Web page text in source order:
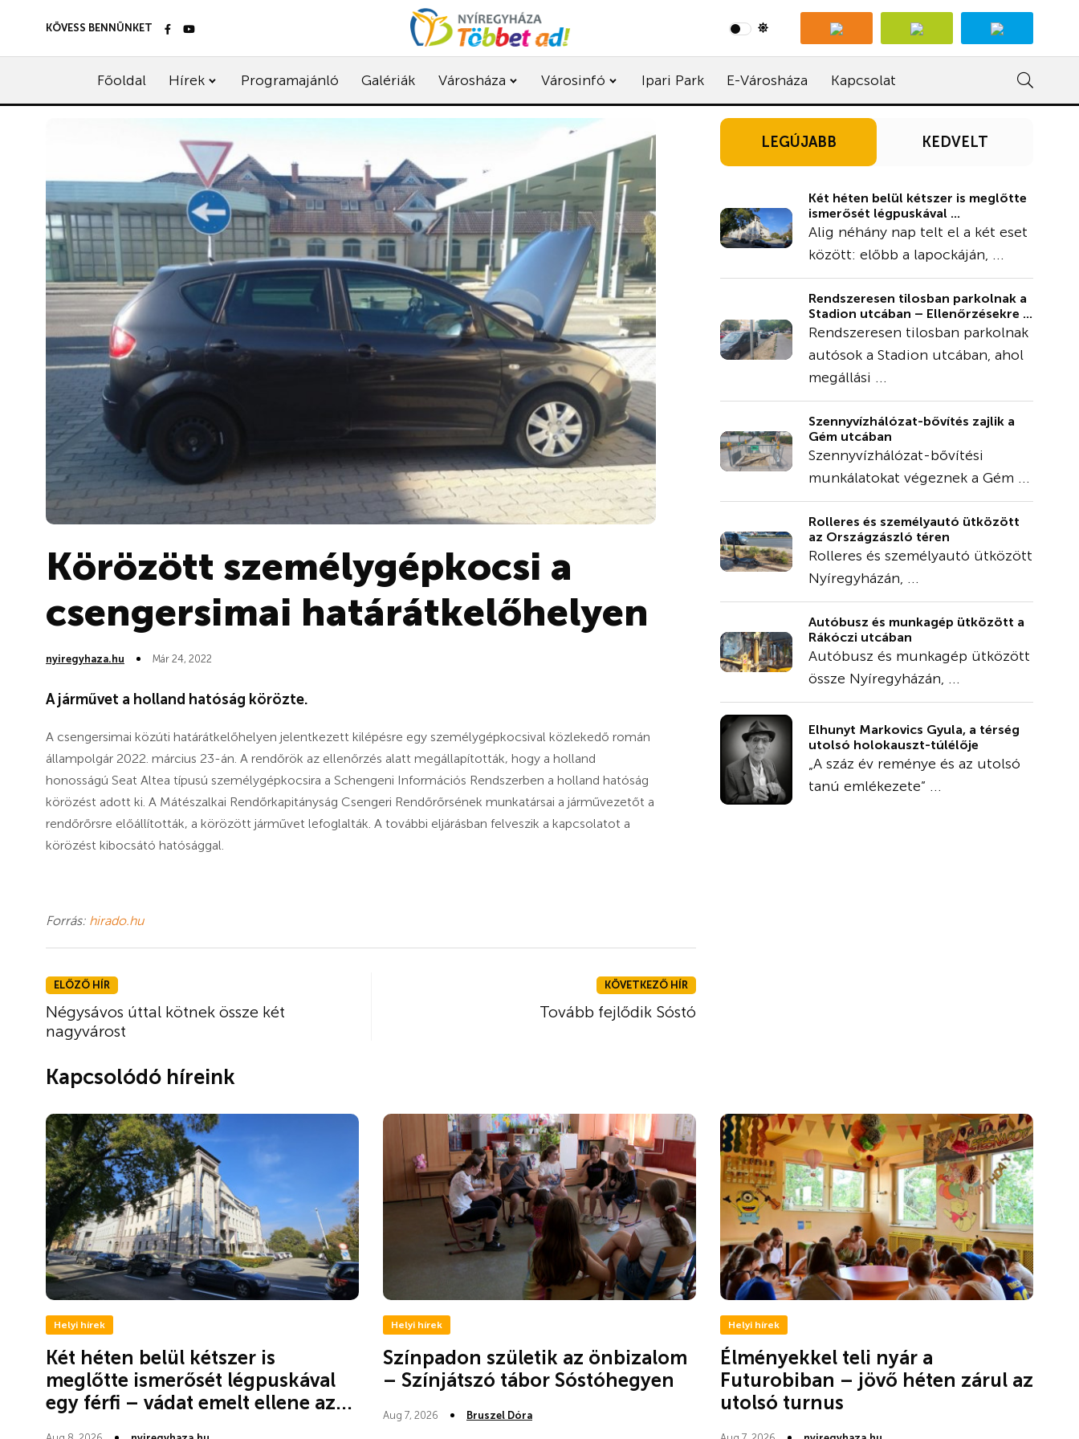
KÖVESS BENNÜNKET
Főoldal Hírek Programajánló Galériák Városháza Városinfó Ipari Park E-Városháza Kapcsolat
Körözött személygépkocsi a
csengersimai határátkelőhelyen
nyiregyhaza.hu Már 24, 2022
A járművet a holland hatóság körözte.
A csengersimai közúti határátkelőhelyen jelentkezett kilépésre egy személygépkocsival közlekedő román
állampolgár 2022. március 23-án. A rendőrök az ellenőrzés alatt megállapították, hogy a holland
honosságú Seat Altea típusú személygépkocsira a Schengeni Információs Rendszerben a holland hatóság
körözést adott ki. A Mátészalkai Rendőrkapitányság Csengeri Rendőrőrsének munkatársai a járművezetőt a
rendőrőrsre előállították, a körözött járművet lefoglalták. A további eljárásban felveszik a kapcsolatot a
körözést kibocsátó hatósággal.
Forrás: hirado.hu
ELŐZŐ HÍR
Négysávos úttal kötnek össze két
nagyvárost
KÖVETKEZŐ HÍR
Tovább fejlődik Sóstó
LEGÚJABB KEDVELT
Két héten belül kétszer is meglőtte
ismerősét légpuskával ...
Alig néhány nap telt el a két eset
között: előbb a lapockáján, ...
Rendszeresen tilosban parkolnak a
Stadion utcában – Ellenőrzésekre ...
Rendszeresen tilosban parkolnak
autósok a Stadion utcában, ahol
megállási ...
Szennyvízhálózat-bővítés zajlik a
Gém utcában
Szennyvízhálózat-bővítési
munkálatokat végeznek a Gém ...
Rolleres és személyautó ütközött
az Országzászló téren
Rolleres és személyautó ütközött
Nyíregyházán, ...
Autóbusz és munkagép ütközött a
Rákóczi utcában
Autóbusz és munkagép ütközött
össze Nyíregyházán, ...
Elhunyt Markovics Gyula, a térség
utolsó holokauszt-túlélője
„A száz év reménye és az utolsó
tanú emlékezete” ...
Kapcsolódó híreink
Helyi hírek
Két héten belül kétszer is
meglőtte ismerősét légpuskával
egy férfi – vádat emelt ellene az...
Helyi hírek
Színpadon születik az önbizalom
– Színjátszó tábor Sóstóhegyen
Aug 7, 2026 Bruszel Dóra
Helyi hírek
Élményekkel teli nyár a
Futurobiban – jövő héten zárul az
utolsó turnus